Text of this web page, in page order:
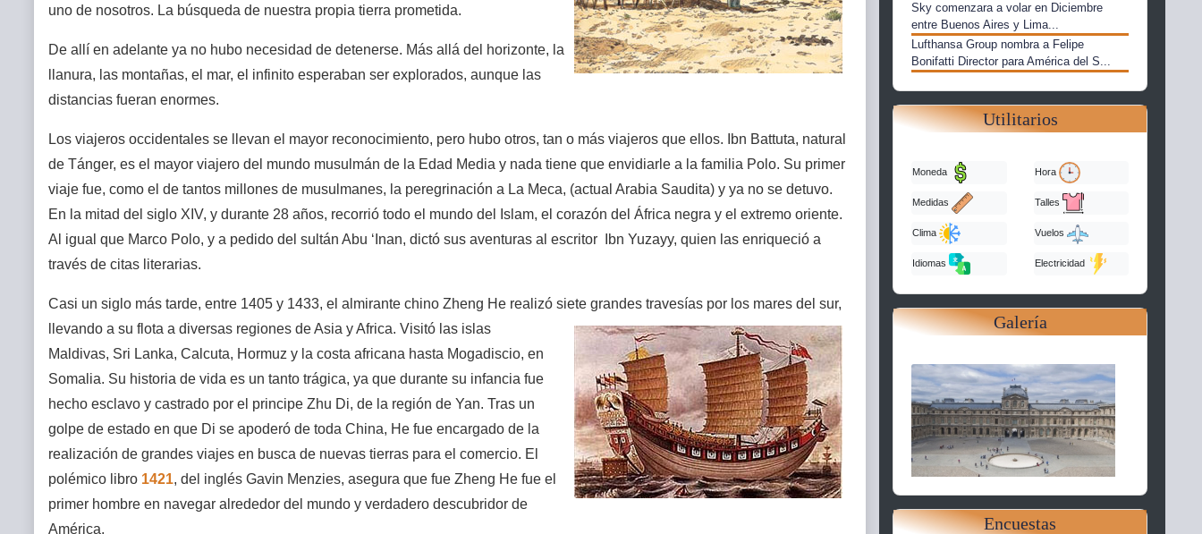
uno de nosotros. La búsqueda de nuestra propia tierra prometida.
De allí en adelante ya no hubo necesidad de detenerse. Más allá del horizonte, la
llanura, las montañas, el mar, el infinito esperaban ser explorados, aunque las
distancias fueran enormes.
Los viajeros occidentales se llevan el mayor reconocimiento, pero hubo otros, tan o más viajeros que ellos. Ibn Battuta, natural
de Tánger, es el mayor viajero del mundo musulmán de la Edad Media y nada tiene que envidiarle a la familia Polo. Su primer
viaje fue, como el de tantos millones de musulmanes, la peregrinación a La Meca, (actual Arabia Saudita) y ya no se detuvo.
En la mitad del siglo XIV, y durante 28 años, recorrió todo el mundo del Islam, el corazón del África negra y el extremo oriente.
Al igual que Marco Polo, y a pedido del sultán Abu ‘Inan, dictó sus aventuras al escritor Ibn Yuzayy, quien las enriqueció a
través de citas literarias.
Casi un siglo más tarde, entre 1405 y 1433, el almirante chino Zheng He realizó siete grandes travesías por los mares del sur,
llevando a su flota a diversas regiones de Asia y Africa. Visitó las islas
Maldivas, Sri Lanka, Calcuta, Hormuz y la costa africana hasta Mogadiscio, en
Somalia. Su historia de vida es un tanto trágica, ya que durante su infancia fue
hecho esclavo y castrado por el principe Zhu Di, de la región de Yan. Tras un
golpe de estado en que Di se apoderó de toda China, He fue encargado de la
realización de grandes viajes en busca de nuevas tierras para el comercio. El
polémico libro 1421, del inglés Gavin Menzies, asegura que fue Zheng He fue el
primer hombre en navegar alrededor del mundo y verdadero descubridor de
América.
Sky comenzara a volar en Diciembre
entre Buenos Aires y Lima...
Lufthansa Group nombra a Felipe
Bonifatti Director para América del S...
Utilitarios
Moneda
Medidas
Clima
Idiomas
Hora
Talles
Vuelos
Electricidad
Galería
Encuestas